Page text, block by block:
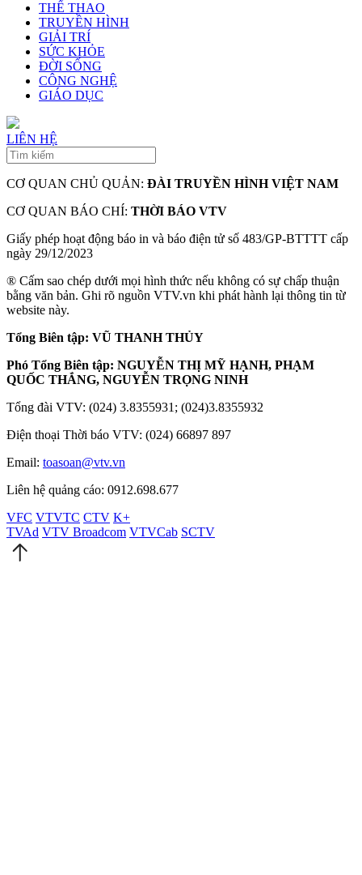
THỂ THAO
TRUYỀN HÌNH
GIẢI TRÍ
SỨC KHỎE
ĐỜI SỐNG
CÔNG NGHỆ
GIÁO DỤC
LIÊN HỆ
CƠ QUAN CHỦ QUẢN: ĐÀI TRUYỀN HÌNH VIỆT NAM
CƠ QUAN BÁO CHÍ: THỜI BÁO VTV
Giấy phép hoạt động báo in và báo điện tử số 483/GP-BTTTT cấp
ngày 29/12/2023
® Cấm sao chép dưới mọi hình thức nếu không có sự chấp thuận
bằng văn bản. Ghi rõ nguồn VTV.vn khi phát hành lại thông tin từ
website này.
Tổng Biên tập: VŨ THANH THỦY
Phó Tổng Biên tập: NGUYỄN THỊ MỸ HẠNH, PHẠM
QUỐC THẮNG, NGUYỄN TRỌNG NINH
Tổng đài VTV: (024) 3.8355931; (024)3.8355932
Điện thoại Thời báo VTV: (024) 66897 897
Email: toasoan@vtv.vn
Liên hệ quảng cáo: 0912.698.677
VFC VTVTC CTV K+
TVAd VTV Broadcom VTVCab SCTV